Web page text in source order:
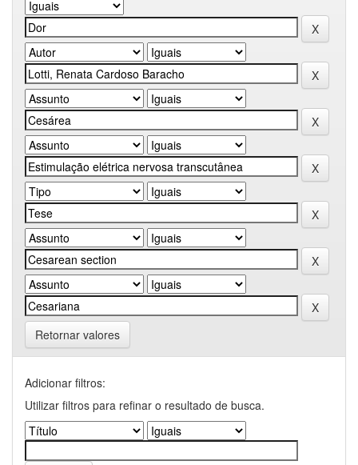
Retornar valores
Adicionar filtros:
Utilizar filtros para refinar o resultado de busca.